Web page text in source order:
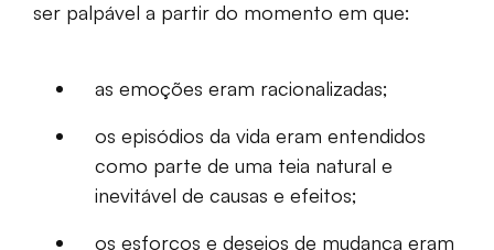
ser palpável a partir do momento em que:
as emoções eram racionalizadas;
os episódios da vida eram entendidos
como parte de uma teia natural e
inevitável de causas e efeitos;
os esforços e desejos de mudança eram